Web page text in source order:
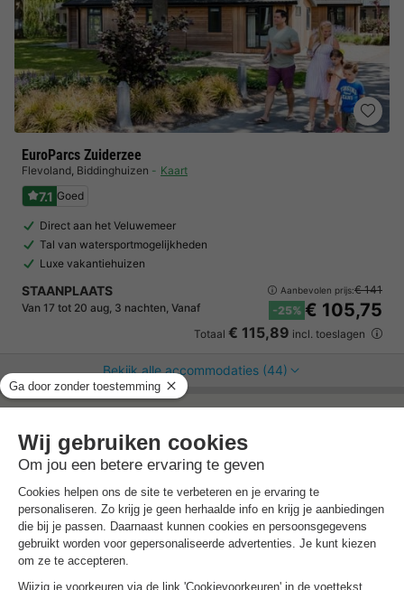
EuroParcs Zuiderzee
Flevoland, Biddinghuizen Kaart
7.1 Goed
Direct aan het Veluwemeer
Tal van watersportmogelijkheden
Luxe vakantiehuizen
STAANPLAATS
Van 17 tot 20 aug, 3 nachten, Vanaf
Aanbevolen prijs:€ 141
-25% € 105,75
Totaal € 115,89 incl. toeslagen
Bekijk alle accommodaties (44)
Boek nu een voordelige zomervakantie &
profiteer aan het zwembad!